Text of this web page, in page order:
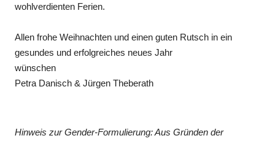
wohlverdienten Ferien.
Allen frohe Weihnachten und einen guten Rutsch in ein
gesundes und erfolgreiches neues Jahr
wünschen
Petra Danisch & Jürgen Theberath
Hinweis zur Gender-Formulierung: Aus Gründen der